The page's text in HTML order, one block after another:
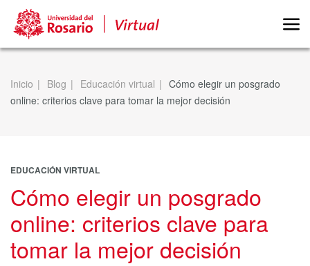
Inicio Blog Educación virtual
Cómo elegir un posgrado
online: criterios clave para tomar la mejor decisión
EDUCACIÓN VIRTUAL
Cómo elegir un posgrado
online: criterios clave para
tomar la mejor decisión